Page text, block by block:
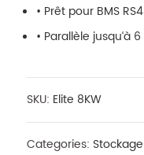
• Prêt pour BMS
• Parallèle jusqu‘à
SKU: Elite 8KW
Categories: